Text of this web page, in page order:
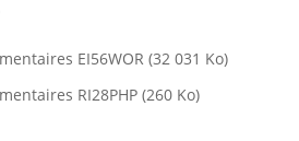
EI56WOR (32 031 Ko)
RI28PHP (260 Ko)